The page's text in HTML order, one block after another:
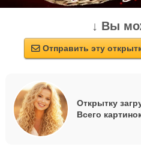
↓ Вы
 Отправить эту
Открытку
Всего